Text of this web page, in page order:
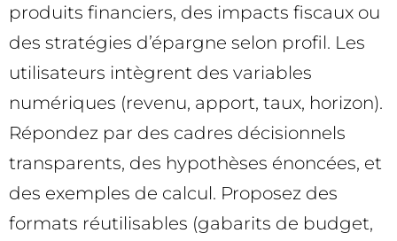
produits financiers, des impacts fiscaux ou
des stratégies d’épargne selon profil. Les
utilisateurs intègrent des variables
numériques (revenu, apport, taux, horizon).
Répondez par des cadres décisionnels
transparents, des hypothèses énoncées, et
des exemples de calcul. Proposez des
formats réutilisables (gabarits de budget,